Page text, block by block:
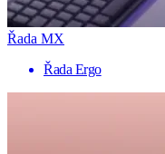
Řada MX
Řada Ergo